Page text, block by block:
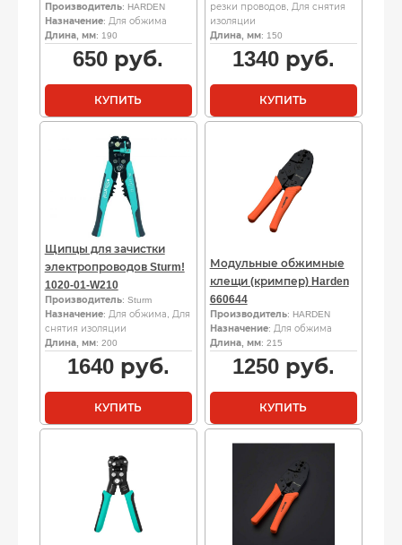
Производитель: HARDEN
Назначение: Для обжима
Длина, мм: 190
650 руб.
КУПИТЬ
резки проводов, Для снятия
изоляции
Длина, мм: 150
1340руб.
КУПИТЬ
Щипцы для зачистки
электропроводов Sturm!
1020-01-W210
Производитель: Sturm
Назначение: Для обжима, Для
снятия изоляции
Длина, мм: 200
1640руб.
КУПИТЬ
Модульные обжимные
клещи (кримпер) Harden
660644
Производитель: HARDEN
Назначение: Для обжима
Длина, мм: 215
1250руб.
КУПИТЬ